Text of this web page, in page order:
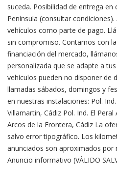
suceda. Posibilidad de entrega en
Península (consultar
vehículos como parte de pago.
sin compromiso. Contamos con
financiación del mercado,
personalizada que se adapte a
vehículos pueden no disponer de
llamadas sábados, domingos y
en nuestras instalaciones: Pol.
Villamartin, Cádiz Pol. Ind. El
Arcos de la Frontera, Cádiz La
salvo error tipográfico. Los
anunciados son aproximados
Anuncio informativo (VÁLIDO